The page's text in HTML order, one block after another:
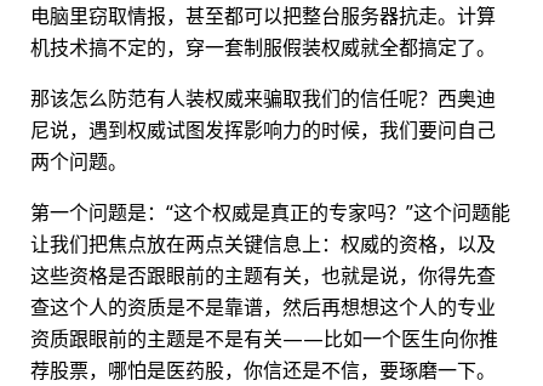
电脑里窃取情报，甚至都可以把整台服务器抗走。计算
机技术搞不定的，穿一套制服假装权威就全都搞定了。
那该怎么防范有人装权威来骗取我们的信任呢？西奥迪
尼说，遇到权威试图发挥影响力的时候，我们要问自己
两个问题。
第一个问题是：“这个权威是真正的专家吗？”这个问题能
让我们把焦点放在两点关键信息上：权威的资格，以及
这些资格是否跟眼前的主题有关，也就是说，你得先查
查这个人的资质是不是靠谱，然后再想想这个人的专业
资质跟眼前的主题是不是有关——比如一个医生向你推
荐股票，哪怕是医药股，你信还是不信，要琢磨一下。